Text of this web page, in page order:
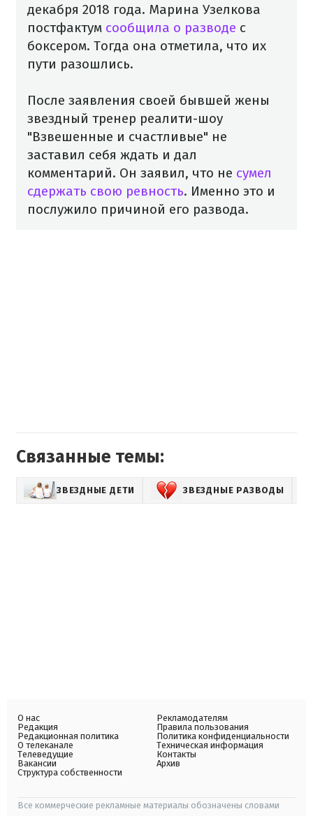
декабря 2018 года. Марина Узелкова
постфактум сообщила о разводе с
боксером. Тогда она отметила, что их
пути разошлись.
После заявления своей бывшей жены
звездный тренер реалити-шоу
"Взвешенные и счастливые" не
заставил себя ждать и дал
комментарий. Он заявил, что не сумел
сдержать свою ревность. Именно это и
послужило причиной его развода.
Связанные темы:
ЗВЕЗДНЫЕ ДЕТИ ЗВЕЗДНЫЕ РАЗВОДЫ
О нас
Редакция
Редакционная политика
О телеканале
Телеведущие
Вакансии
Структура собственности
Рекламодателям
Правила пользования
Политика конфиденциальности
Техническая информация
Контакты
Архив
Все коммерческие рекламные материалы обозначены словами